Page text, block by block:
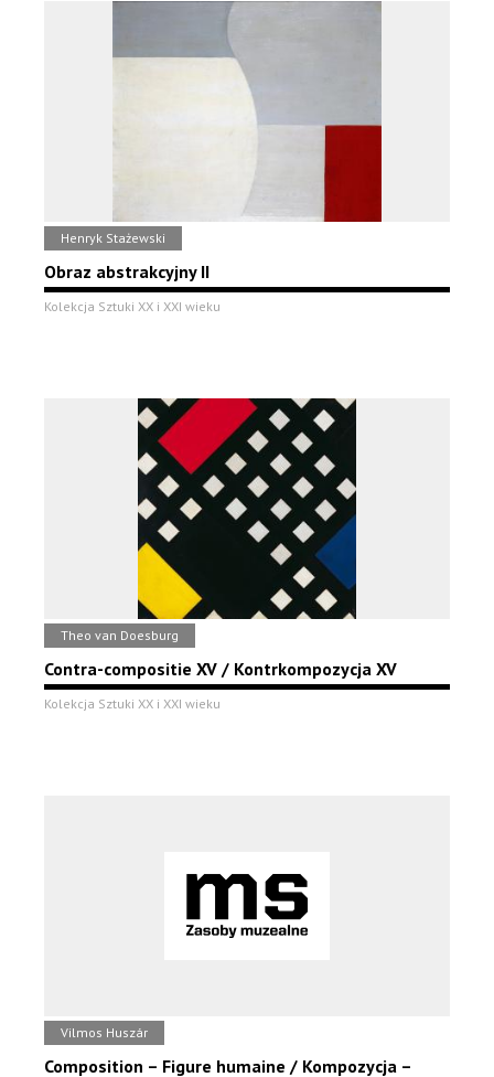
Henryk Stażewski
Obraz abstrakcyjny II
Kolekcja Sztuki XX i XXI wieku
Theo van Doesburg
Contra-compositie XV / Kontrkompozycja XV
Kolekcja Sztuki XX i XXI wieku
Vilmos Huszár
Composition – Figure humaine / Kompozycja –